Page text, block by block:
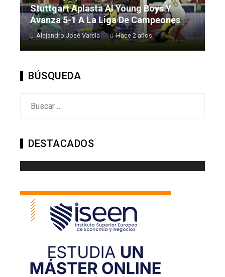
Stuttgart Aplasta Al Young Boys Y
Avanza 5-1 A La Liga De Campeones
Alejandro José Varela Hace 2 años
BÚSQUEDA
DESTACADOS